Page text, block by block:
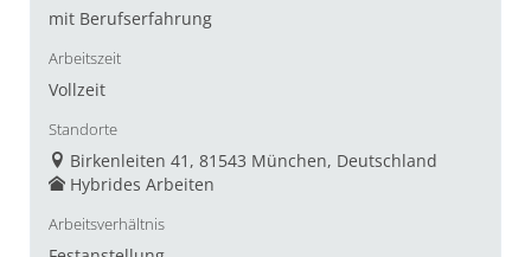
mit Berufserfahrung
Arbeitszeit
Vollzeit
Standorte
Birkenleiten 41, 81543 München, Deutschland
Hybrides Arbeiten
Arbeitsverhältnis